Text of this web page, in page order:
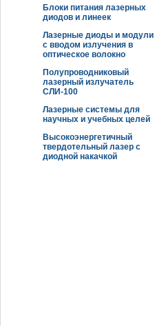
Блоки питания лазерных
диодов и линеек
Лазерные диоды и модули
с вводом излучения в
оптическое волокно
Полупроводниковый
лазерный излучатель
СЛИ-100
Лазерные системы для
научных и учебных целей
Высокоэнергетичный
твердотельный лазер с
диодной накачкой